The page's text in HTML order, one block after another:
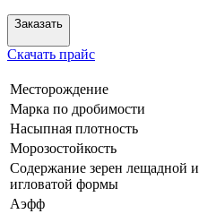
Заказать
Скачать прайс
Месторождение
Марка по дробимости
Насыпная плотность
Морозостойкость
Содержание зерен лещадной и
игловатой формы
Аэфф